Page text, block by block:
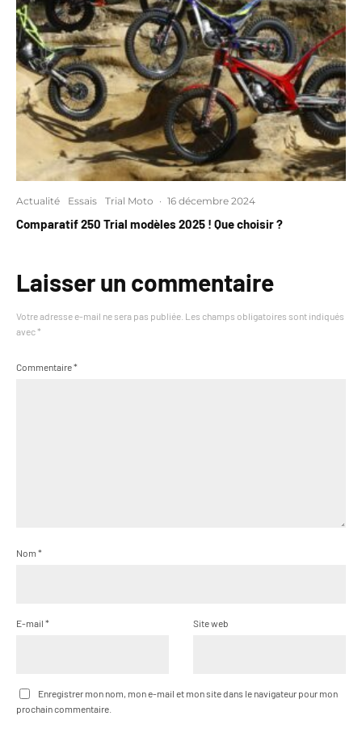
Actualité Essais Trial Moto · 16 décembre 2024
Comparatif 250 Trial modèles 2025 ! Que choisir ?
Laisser un commentaire
Votre adresse e-mail ne sera pas publiée. Les champs obligatoires sont indiqués
avec *
Commentaire*
Nom *
E-mail * Site web
Enregistrer mon nom, mon e-mail et mon site dans le navigateur pour mon
prochain commentaire.